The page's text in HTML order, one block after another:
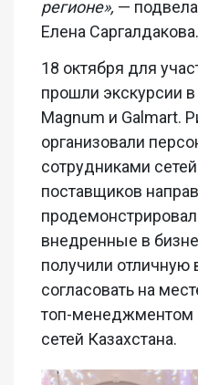
регионе», —
Елена Саргалдакова.
18 октября для
прошли экскурсии
Magnum и Galmart.
организовали
сотрудниками
поставщиков
внедренные в
получили отличную
согласовать на
топ-менеджментом
сетей Казахстана.